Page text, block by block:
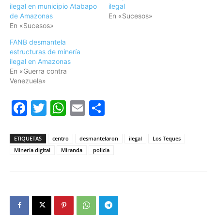
ilegal en municipio Atabapo
de Amazonas
En «Sucesos»
ilegal
En «Sucesos»
FANB desmantela
estructuras de minería
ilegal en Amazonas
En «Guerra contra
Venezuela»
Facebook
Twitter
WhatsApp
Email
ETIQUETAS centro desmantelaron ilegal
Los Teques
Minería digital
Miranda policía